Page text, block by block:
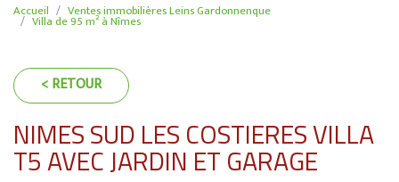
Accueil Ventes immobilières Leins Gardonnenque
Villa de 95 m² à Nîmes
< RETOUR
NIMES SUD LES COSTIERES VILLA
T5 AVEC JARDIN ET GARAGE